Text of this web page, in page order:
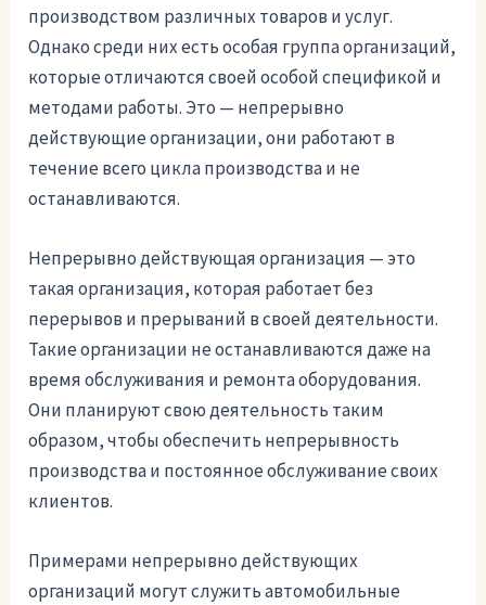
производством различных товаров и услуг.
Однако среди них есть особая группа организаций,
которые отличаются своей особой спецификой и
методами работы. Это — непрерывно
действующие организации, они работают в
течение всего цикла производства и не
останавливаются.
Непрерывно действующая организация — это
такая организация, которая работает без
перерывов и прерываний в своей деятельности.
Такие организации не останавливаются даже на
время обслуживания и ремонта оборудования.
Они планируют свою деятельность таким
образом, чтобы обеспечить непрерывность
производства и постоянное обслуживание своих
клиентов.
Примерами непрерывно действующих
организаций могут служить автомобильные